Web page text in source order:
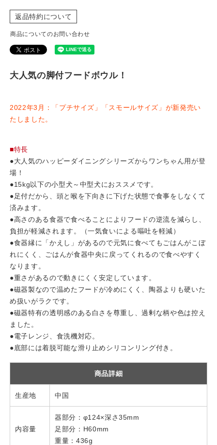
返品特約について
商品についてのお問い合わせ
大人気の脚付フードボウル！
2022年3月：「プチサイズ」「スモールサイズ」が新発売い
たしました。
■特長
●大人気のハッピーダイニングシリーズからワンちゃん用が登
場！
●15kg以下の小型犬～中型犬におススメです。
●足付だから、頭と喉を下向きに下げた状態で食事をしなくて
済みます。
●高さのある食器で食べることによりフードの逆流を減らし、
負担が軽減されます。（一気食いによる嘔吐を軽減）
●食器縁に「かえし」があるので元気に食べてもごはんがこぼ
れにくく、ごはんが食器中央に戻ってくれるので食べやすく
なります。
●重さがあるので動きにくく安定しています。
●磁器製なので温めたフードが冷めにくく、陶器よりも硬いた
め扱いがラクです。
●磁器特有の透明感のある白さを尊重し、過剰な柄や色は控え
ました。
●電子レンジ、食洗機対応。
●底部には着脱可能な滑り止めシリコンリング付き。
商品詳細
生産地 中国
内容量
器部分：φ124×深さ35mm
足部分：H60mm
重量：436g